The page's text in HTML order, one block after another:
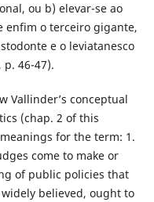
ou b) elevar-se ao
enfim o terceiro gigante,
e o leviatanesco
p. 46-47).
Vallinder’s conceptual
(chap. 2 of this
for the term: 1.
come to make or
of public policies that
believed, ought to